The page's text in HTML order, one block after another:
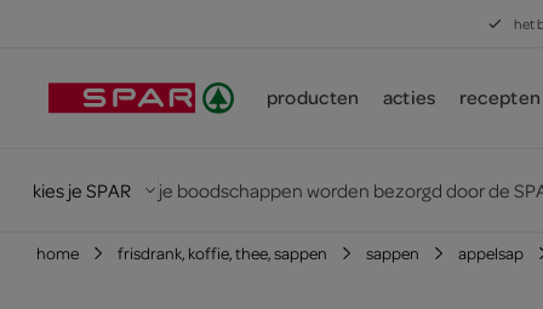
het
producten acties recepten
kies je SPAR je boodschappen worden bezorgd door de
home frisdrank, koffie, thee, sappen sappen appelsap